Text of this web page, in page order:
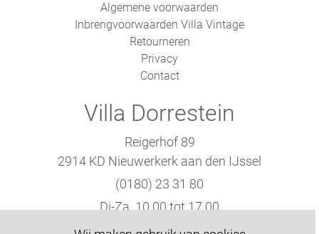
Algemene voorwaarden
Inbrengvoorwaarden Villa Vintage
Retourneren
Privacy
Contact
Villa Dorrestein
Reigerhof 89
2914 KD Nieuwerkerk aan den IJssel
(0180) 23 31 80
Di-Za. 10.00 tot 17.00